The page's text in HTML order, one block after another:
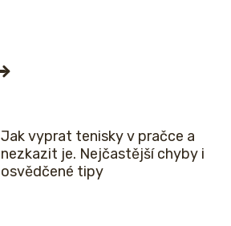
Jak vyprat tenisky v pračce a
nezkazit je. Nejčastější chyby i
osvědčené tipy